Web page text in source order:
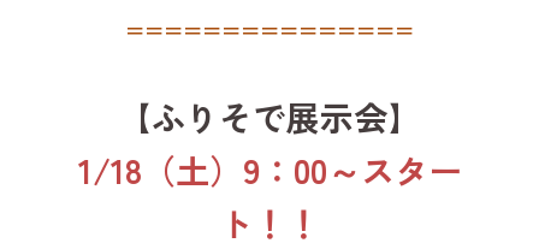
＝＝＝＝＝＝＝＝＝＝＝＝＝＝＝
【ふりそで展示会】
1/18（土）9：00～スター
ト！！